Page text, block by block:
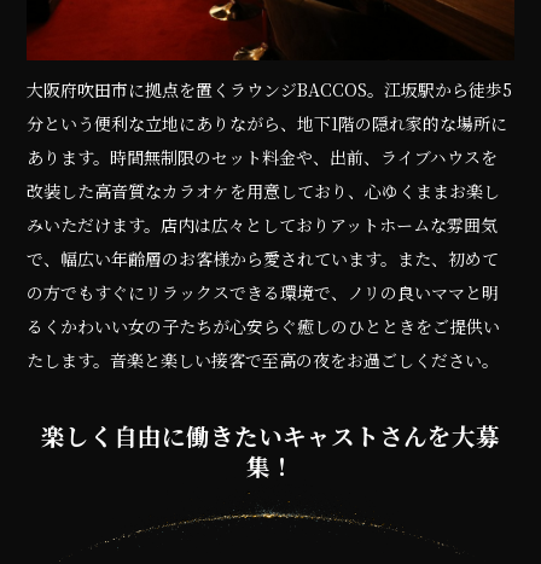
大阪府吹田市に拠点を置くラウンジBACCOS。江坂駅から徒歩5
分という便利な立地にありながら、地下1階の隠れ家的な場所に
あります。時間無制限のセット料金や、出前、ライブハウスを
改装した高音質なカラオケを用意しており、心ゆくままお楽し
みいただけます。店内は広々としておりアットホームな雰囲気
で、幅広い年齢層のお客様から愛されています。また、初めて
の方でもすぐにリラックスできる環境で、ノリの良いママと明
るくかわいい女の子たちが心安らぐ癒しのひとときをご提供い
たします。音楽と楽しい接客で至高の夜をお過ごしください。
楽しく自由に働きたいキャストさんを大募
集！